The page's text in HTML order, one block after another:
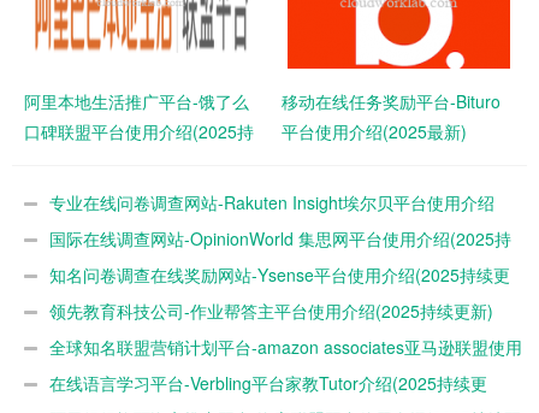
阿里本地生活推广平台-饿了么
口碑联盟平台使用介绍(2025持
移动在线任务奖励平台-Bituro
平台使用介绍(2025最新)
专业在线问卷调查网站-Rakuten Insight埃尔贝平台使用介绍
(2025最新)
国际在线调查网站-OpinionWorld 集思网平台使用介绍(2025持
续更新)
知名问卷调查在线奖励网站-Ysense平台使用介绍(2025持续更
新) 领先教育科技公司-作业帮答主平台使用介绍(2025持续更新)
全球知名联盟营销计划平台-amazon associates亚马逊联盟使用
介绍(2025持续更新）
在线语言学习平台-Verbling平台家教Tutor介绍(2025持续更